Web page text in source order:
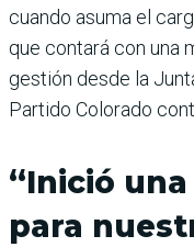
cuando asuma el
que contará con una
gestión desde la
Partido Colorado
“Inició
para